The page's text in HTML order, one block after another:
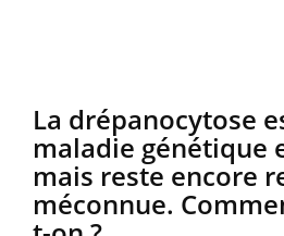
La drépanocytose
maladie génétique
mais reste encore
méconnue.